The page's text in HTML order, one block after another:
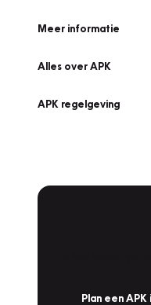
Meer informatie
Alles over APK
APK regelgeving
Plan een APK